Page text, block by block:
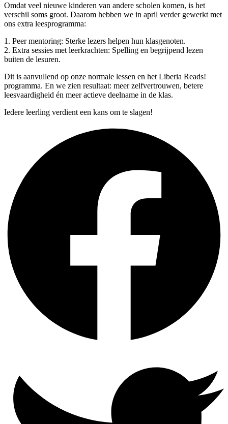
Omdat veel nieuwe kinderen van andere scholen komen, is het
verschil soms groot. Daarom hebben we in april verder gewerkt met
ons extra leesprogramma:
1. Peer mentoring: Sterke lezers helpen hun klasgenoten.
2. Extra sessies met leerkrachten: Spelling en begrijpend lezen
buiten de lesuren.
Dit is aanvullend op onze normale lessen en het Liberia Reads!
programma. En we zien resultaat: meer zelfvertrouwen, betere
leesvaardigheid én meer actieve deelname in de klas.
Iedere leerling verdient een kans om te slagen!